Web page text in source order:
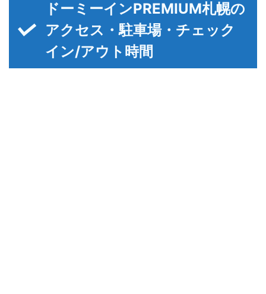
ドーミーインPREMIUM札幌の
アクセス・駐車場・チェック
イン/アウト時間